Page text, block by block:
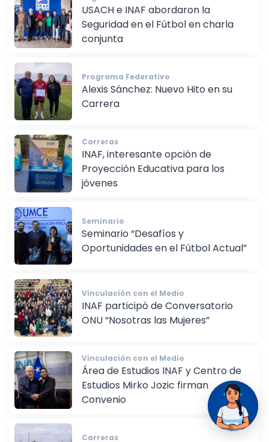
Seguridad
USACH e INAF abordaron la
Seguridad en el Fútbol en charla
conjunta
Programa Federativo
Alexis Sánchez: Nuevo Hito en su
Carreras
INAF, interesante opción de
Proyección Educativa para los
jóvenes
Seminario
Seminario “Desafíos y
Oportunidades en el Fútbol Actual”
Vinculación con el Medio
INAF participó de Conversatorio
ONU “Nosotras las Mujeres”
Vinculación con el Medio
Área de Estudios INAF y Centro de
Estudios Mirko Jozic firman